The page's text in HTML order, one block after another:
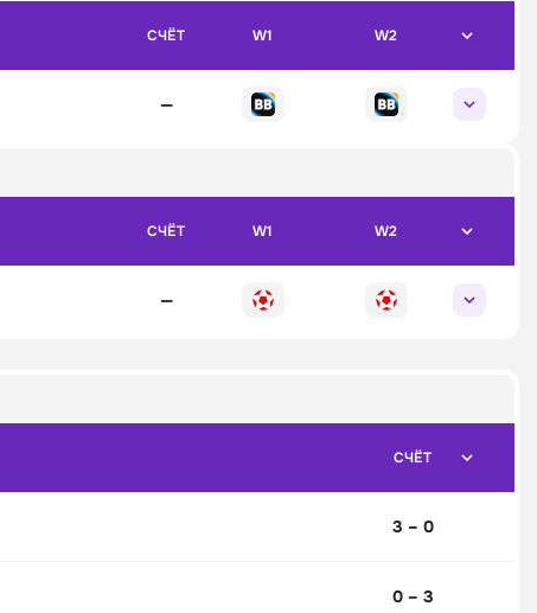
СЧЁТ W1 W2
—
СЧЁТ W1 W2
—
СЧЁТ
3 – 0
0 – 3